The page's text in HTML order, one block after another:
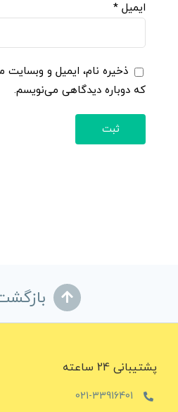
ایمیل *
ذخیره نام، ایمیل و وبسایت
که دوباره دیدگاهی می‌نویسم.
پشتیبانی 24 ساعته
021-33916401